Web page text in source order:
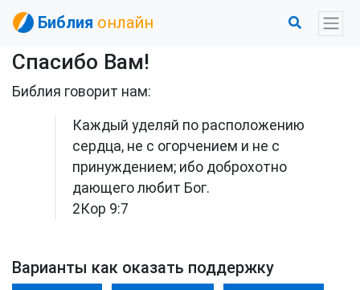
Библия онлайн
Спасибо Вам!
Библия говорит нам:
Каждый уделяй по расположению
сердца, не с огорчением и не с
принуждением; ибо доброхотно
дающего любит Бог.
2Кор 9:7
Варианты как оказать поддержку